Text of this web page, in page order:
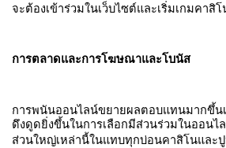
จะต้องเข้าร่วมในเว็บไซต์และเริ่มเกมคาสิโ
การตลาดและการโฆษณาและโบนัส
การพนันออนไลน์ขยายผลตอบแทนมากขึ้น
ดึงดูดยิ่งขึ้นในการเลือกมีส่วนร่วมในออนไ
ส่วนใหญ่เหล่านี้ในแทบทุกบ่อนคาสิโนและ